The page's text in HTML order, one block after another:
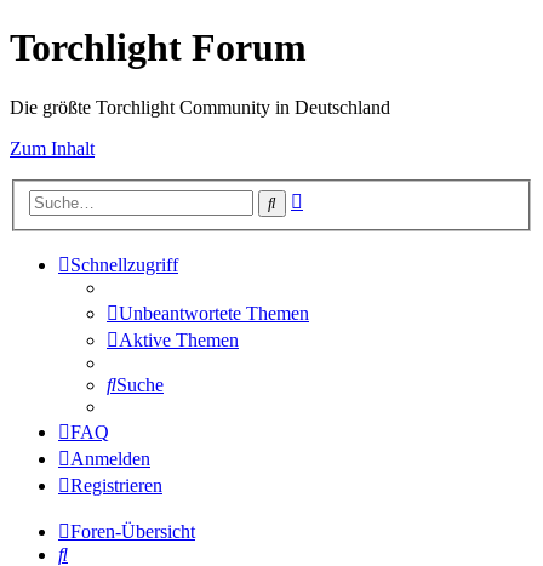
Torchlight Forum
Die größte Torchlight Community in Deutschland
Zum Inhalt
Suche
Schnellzugriff
Unbeantwortete Themen
Aktive Themen
Suche
FAQ
Anmelden
Registrieren
Foren-Übersicht
Suche